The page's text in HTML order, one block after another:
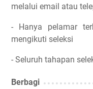
melalui email atau
- Hanya pelamar
mengikuti seleksi
- Seluruh tahapan
Berbagi